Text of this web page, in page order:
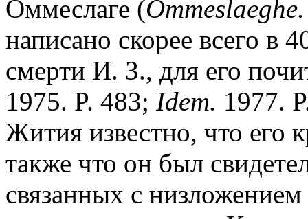
Оммеслаге (Ommeslaeghe.
написано скорее всего в
смерти И. З., для его
1975. P. 483; Idem. 1977.
Жития известно, что его
также что он был
связанных с